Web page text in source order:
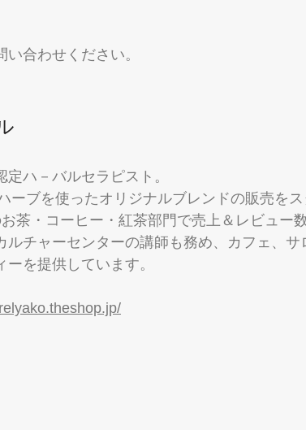
合わせください。
ハ－バルセラピスト。
ーブを使ったオリジナルブレンドの販売を
茶・コーヒー・紅茶部門で売上＆レビュー
チャーセンターの講師も務め、カフェ、サ
を提供しています。